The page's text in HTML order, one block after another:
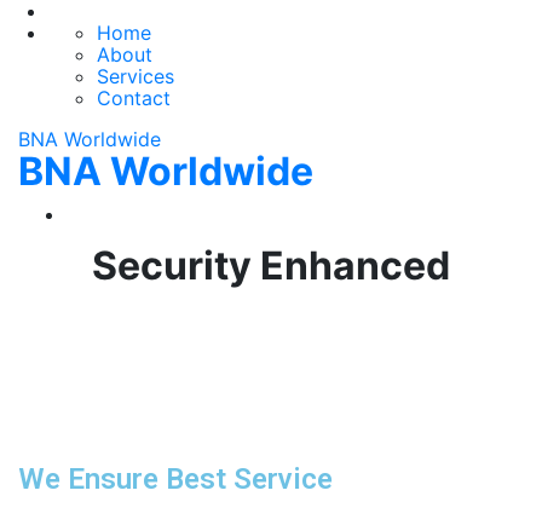
Home
About
Services
Contact
BNA Worldwide
BNA Worldwide
Security Enhanced
We Ensure Best Service